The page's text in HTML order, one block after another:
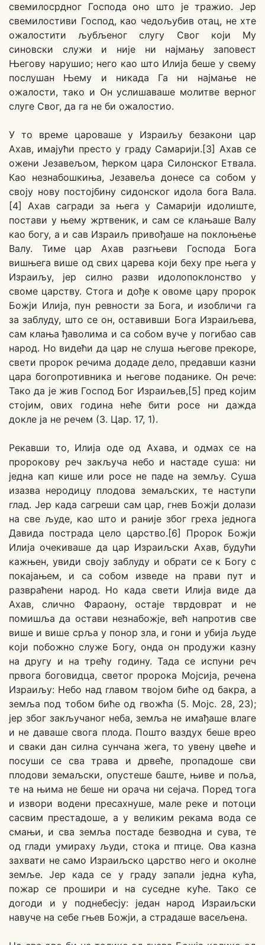
свемилосрдног Господа оно што је тражио. Јер
свемилостиви Господ, као чедољубив отац, не хте
ожалостити љубљеног слугу Свог који Му
синовски служи и није ни најмању заповест
Његову нарушио; него као што Илија беше у свему
послушан Њему и никада Га ни најмање не
ожалости, тако и Он услишаваше молитве верног
слуге Свог, да га не би ожалостио.
У то време цароваше у Израиљу безакони цар
Ахав, имајући престо у граду Самарији.[3] Ахав се
ожени Језавељом, ћерком цара Силонског Етвала.
Као незнабошкиња, Језавеља донесе са собом у
своју нову постојбину сидонског идола бога Вала.
[4] Ахав сагради за њега у Самарији идолиште,
постави у њему жртвеник, и сам се клањаше Валу
као богу, а и сав Израиљ привођаше на поклоњење
Валу. Тиме цар Ахав разгњеви Господа Бога
вишњега више од свих царева који беху пре њега у
Израиљу, јер силно разви идолопоклонство у
своме царству. Стога и дође к овоме цару пророк
Божји Илија, пун ревности за Бога, и изобличи га
за заблуду, што се он, оставивши Бога Израиљева,
сам клања ђаволима и са собом вуче у погибао сав
народ. Но видећи да цар не слуша његове прекоре,
свети пророк речима додаде дело, предавши казни
цара богопротивника и његове поданике. Он рече:
Тако да је жив Господ Бог Израиљев,[5] пред којим
стојим, ових година неће бити росе ни дажда
докле ја не речем (3. Цар. 17, 1).
Рекавши то, Илија оде од Ахава, и одмах се на
пророкову реч закључа небо и настаде суша: ни
једна кап кише или росе не паде на земљу. Суша
изазва неродицу плодова земаљских, те наступи
глад. Јер када сагреши сам цар, гнев Божји долази
на све људе, као што и раније због греха једнога
Давида пострада цело царство.[6] Пророк Божји
Илија очекиваше да цар Израиљски Ахав, будући
кажњен, увиди своју заблуду и обрати се к Богу с
покајањем, и са собом изведе на прави пут и
развраћени народ. Но када свети Илија виде да
Ахав, слично Фараону, остаје тврдоврат и не
помишља да остави незнабожје, већ напротив све
више и више срља у понор зла, и гони и убија људе
који побожно служе Богу, онда он продужи казну
на другу и на трећу годину. Тада се испуни реч
првога боговидца, светог пророка Мојсија, речена
Израиљу: Небо над главом твојом биће од бакра, а
земља под тобом биће од гвожћа (5. Мојс. 28, 23);
јер због закључаног неба, земља не имађаше влаге
и не даваше свога плода. Пошто ваздух беше врео
и сваки дан силна сунчана жега, то увену цвеће и
посуши се сва трава и дрвеће, пропадоше сви
плодови земаљски, опустеше баште, њиве и поља,
те на њима не беше ни орача ни сејача. Поред тога
и извори водени пресахнуше, мале реке и потоци
сасвим престадоше, а у великим рекама вода се
смањи, и сва земља постаде безводна и сува, те
од глади умираху људи, стока и птице. Ова казна
захвати не само Израиљско царство него и околне
земље. Јер када се у граду запали једна кућа,
пожар се прошири и на суседне куће. Тако се
догоди и у поднебесју: један народ Израиљски
навуче на себе гњев Божји, а страдаше васељена.